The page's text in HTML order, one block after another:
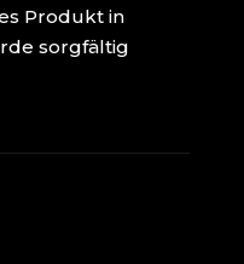
Produkt in
sorgfältig